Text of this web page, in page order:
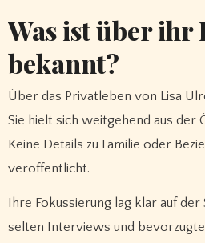
Was ist über ihr
bekannt?
Über das Privatleben von Lisa
Sie hielt sich weitgehend aus der
Keine Details zu Familie oder
veröffentlicht.
Ihre Fokussierung lag klar auf der
selten Interviews und